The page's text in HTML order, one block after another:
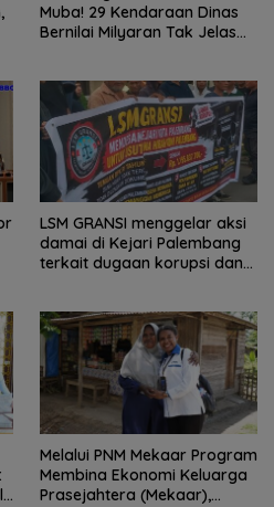
Muba! 29 Kendaraan Dinas
Bernilai Milyaran Tak Jelas
LSM GRANSI menggelar aksi
damai di Kejari Palembang
terkait dugaan korupsi dana
Melalui PNM Mekaar Program
Membina Ekonomi Keluarga
Prasejahtera (Mekaar),